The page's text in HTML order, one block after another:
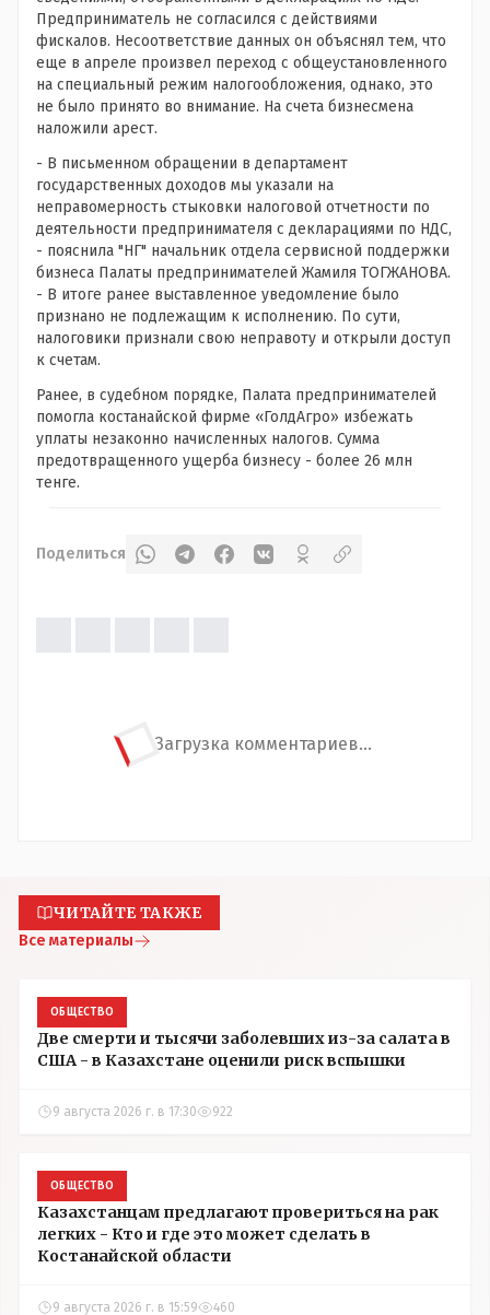
Предприниматель не согласился с действиями
фискалов. Несоответствие данных он объяснял тем, что
еще в апреле произвел переход с общеустановленного
на специальный режим налогообложения, однако, это
не было принято во внимание. На счета бизнесмена
наложили арест.
- В письменном обращении в департамент
государственных доходов мы указали на
неправомерность стыковки налоговой отчетности по
деятельности предпринимателя с декларациями по НДС,
- пояснила "НГ" начальник отдела сервисной поддержки
бизнеса Палаты предпринимателей Жамиля ТОГЖАНОВА.
- В итоге ранее выставленное уведомление было
признано не подлежащим к исполнению. По сути,
налоговики признали свою неправоту и открыли доступ
к счетам.
Ранее, в судебном порядке, Палата предпринимателей
помогла костанайской фирме «ГолдАгро» избежать
уплаты незаконно начисленных налогов. Сумма
предотвращенного ущерба бизнесу - более 26 млн
тенге.
Поделиться
Загрузка комментариев...
ЧИТАЙТЕ ТАКЖЕ
Все материалы
ОБЩЕСТВО
Две смерти и тысячи заболевших из-за салата в
США - в Казахстане оценили риск вспышки
9 августа 2026 г. в 17:30 922
ОБЩЕСТВО
Казахстанцам предлагают провериться на рак
легких - Кто и где это может сделать в
Костанайской области
9 августа 2026 г. в 15:59 460